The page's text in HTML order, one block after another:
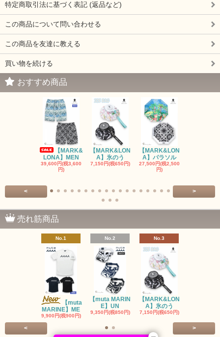
特定商取引法に基づく表記 (返品など)
この商品について問い合わせる
この商品を友達に教える
買い物を続ける
おすすめ商品
【MARK&
LONA】MEN
39,600円(税3,600
円)
【MARK&LON
A】氷のう
7,150円(税650円)
【MARK&LON
A】パラソル
27,500円(税2,500
円)
< >
売れ筋商品
No.1
【muta
MARINE】ME
9,900円(税900円)
No.2
【muta MARIN
E】UN
9,350円(税850円)
No.3
【MARK&LON
A】氷のう
7,150円(税650円)
< >